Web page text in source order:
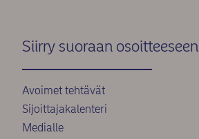
Siirry suoraan osoitteeseen
Avoimet tehtävät
Sijoittajakalenteri
Medialle